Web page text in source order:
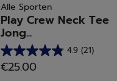
Alle Sporten
Play Crew Neck Tee
Jong...
4.9 (21)
4.9
van
€25.00